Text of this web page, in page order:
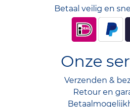
Betaal veilig en
Onze
Verzenden &
Retour en